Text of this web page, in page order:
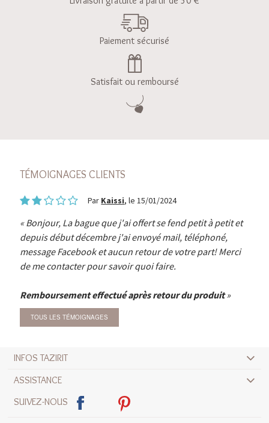
Paiement sécurisé
Satisfait ou remboursé
TÉMOIGNAGES CLIENTS
Par Kaissi, le 15/01/2024
Bonjour, La bague que j'ai offert se fend petit à petit et
depuis début décembre j'ai envoyé mail, téléphoné,
message Facebook et aucun retour de votre part! Merci
de me contacter pour savoir quoi faire.
Remboursement effectué après retour du produit
TOUS LES TÉMOIGNAGES
INFOS TAZIRIT
ASSISTANCE
SUIVEZ-NOUS